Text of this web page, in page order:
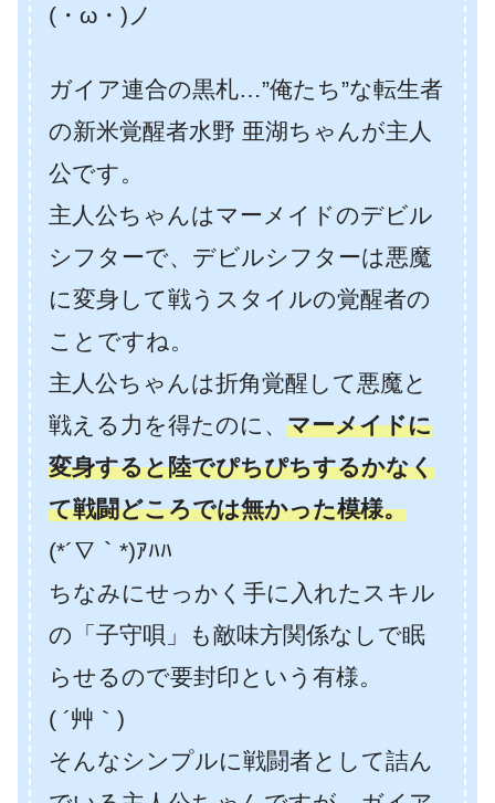
(・ω・)ノ
ガイア連合の黒札…”俺たち”な転生者
の新米覚醒者水野 亜湖ちゃんが主人
公です。
主人公ちゃんはマーメイドのデビル
シフターで、デビルシフターは悪魔
に変身して戦うスタイルの覚醒者の
ことですね。
主人公ちゃんは折角覚醒して悪魔と
戦える力を得たのに、 マーメイドに
変身すると陸でぴちぴちするかなく
て戦闘どころでは無かった模様。
(*´∇｀*)ｱﾊﾊ
ちなみにせっかく手に入れたスキル
の「子守唄」も敵味方関係なしで眠
らせるので要封印という有様。
( ´艸｀)
そんなシンプルに戦闘者として詰ん